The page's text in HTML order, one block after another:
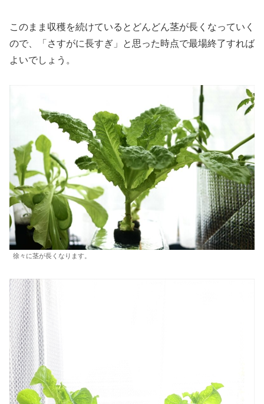
このまま収穫を続けているとどんどん茎が長くなっていく
ので、「さすがに長すぎ」と思った時点で最場終了すれば
よいでしょう。
徐々に茎が長くなります。